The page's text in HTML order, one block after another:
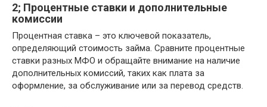
2; Процентные ставки и дополнительные
комиссии
Процентная ставка – это ключевой показатель,
определяющий стоимость займа. Сравните процентные
ставки разных МФО и обращайте внимание на наличие
дополнительных комиссий, таких как плата за
оформление, за обслуживание или за перевод средств.